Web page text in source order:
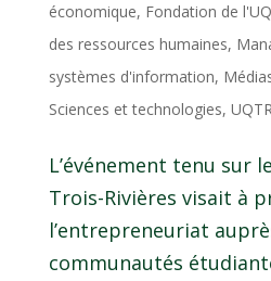
économique, Fondation de
des ressources humaines,
systèmes d'information,
Sciences et technologies,
L’événement tenu sur
Trois-Rivières visait à
l’entrepreneuriat
communautés